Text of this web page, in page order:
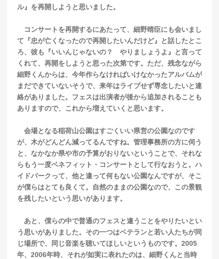
ル』を再開しようと思いました。
コンサートを再開するにあたって、細野晴臣にも会いまし
て『忠が亡くなったので再開したいんだけど』と話したとこ
ろ、彼も『いいんじゃないの？ やりましょうよ』と言って
くれて、再開をしようと思った次第です。ただ、残念ながら
細野くんからは、今年作らなければいけなかったアルバムが
まだできていないそうで、来年はライブせず専念したいと連
絡がありました。フェスは出演者が後から追加されることも
ありますので、これから増えていくと思います。
会場となる稲荷山公園はすごくいい県営の公園なのです
が、木がどんどん減ってるんですね。管理事務所の方に伺う
と、なかなか県や市の予算がおりないということで、それな
らもう一度ベネフィット・コンサートとして行なおうと。ハ
イドパークって、他と違って何もない公園なんですが、そこ
が僕らはとても良くて。自然のままの公園なので、この景観
を残したいという思いがあります。
あと、僕らの中で普通のフェスと違うことをやりたいとい
う思いがありました。その一つはベテランと若い人たちが同
じ場所で、同じ音楽を聴いてほしいというものです。2005
年、2006年時、それが如実に表れたのは、細野くんと当時